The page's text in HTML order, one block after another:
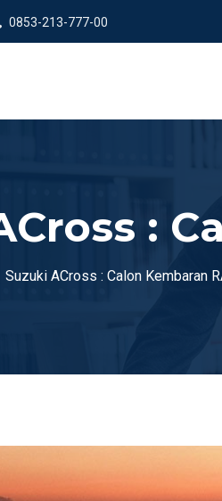
0853-213-777-00
:
Suzuki ACross : Calon Kembaran